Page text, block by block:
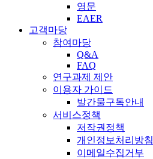
영문
EAER
고객마당
참여마당
Q&A
FAQ
연구과제 제안
이용자 가이드
발간물구독안내
서비스정책
저작권정책
개인정보처리방침
이메일수집거부